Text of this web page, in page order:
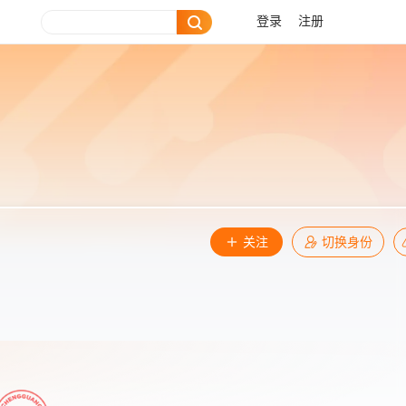
登录 注册
关注 切换身份